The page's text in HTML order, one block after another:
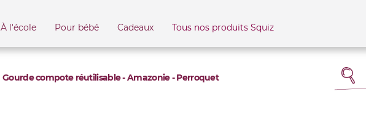
À l'école Pour bébé Cadeaux Tous nos produits Squiz
Gourde compote réutilisable - Amazonie - Perroquet